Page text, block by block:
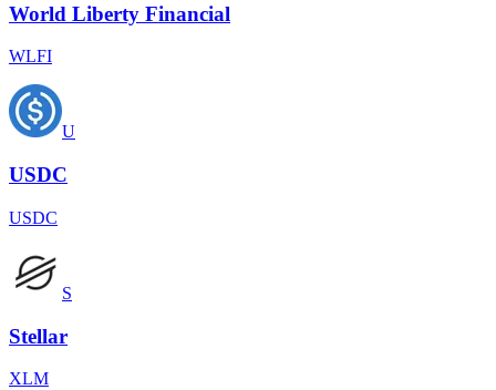
World Liberty Financial
WLFI
U
USDC
USDC
S
Stellar
XLM